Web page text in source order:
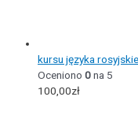
kursu języka
Oceniono 0na 5
100,00zł